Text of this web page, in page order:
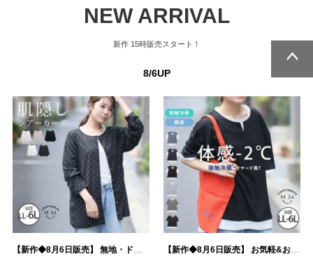
NEW ARRIVAL
新作 15時販売スタート！
8/6UP
【新作◆8月6日販売】 無地・ドット柄から選べる 忍ばせ 活躍 シアー カーデ | 大きいサイズの通販ならハッピーマリリン
【新作◆8月6日販売】 お気軽&お手軽 選べるデザイン 接触冷感 レイヤード風 コットン トップス | 大きいサイズの通販ならハッピーマリリン